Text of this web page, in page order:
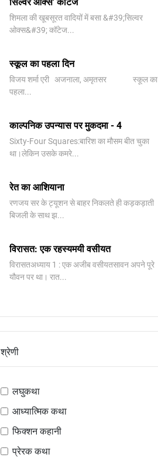
शिमला की खूबसूरत वादियों में बसा &#39;सिल्वर
ओक्स&#39; कॉटेज...
स्कूल का पहला दिन
विजय शर्मा एरी अजनाला, अमृतसर स्कूल का
पहला...
काल्पनिक उपन्यास पर मुकदमा - 4
Sixty-Four Squares:बारिश का मौसम बीत चुका
था।लेकिन उसके कमरे...
रेत का आशियाना
रणजय सर के ट्यूशन से बाहर निकलते ही कड़कड़ाती
बिजली के साथ झ...
विरासत: एक रहस्यमयी वसीयत
विरासतअध्याय 1 : एक अजीब वसीयतसावन अपने पूरे
यौवन पर था। रात...
श्रेणी
लघुकथा
आध्यात्मिक कथा
फिक्शन कहानी
प्रेरक कथा